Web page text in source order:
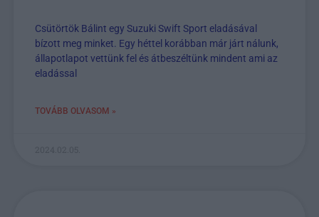
Csütörtök Bálint egy Suzuki Swift Sport eladásával
bízott meg minket. Egy héttel korábban már járt nálunk,
állapotlapot vettünk fel és átbeszéltünk mindent ami az
eladással
TOVÁBB OLVASOM »